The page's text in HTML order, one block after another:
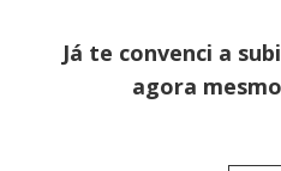
Já te convenci a
agora